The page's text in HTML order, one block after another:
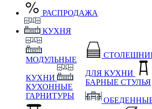
РАСПРОДАЖА
КУХНЯ
МОДУЛЬНЫЕ
КУХНИ
КУХОННЫЕ
ГАРНИТУРЫ
ДЛЯ КУХНИ
БАРНЫЕ СТУЛЬЯ